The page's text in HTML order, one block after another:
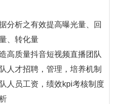
分析之有效提高曝光量、回
、转化量
高质量抖音短视频直播团队
人才招聘，管理，培养机制
人员工资，绩效kpi考核制度